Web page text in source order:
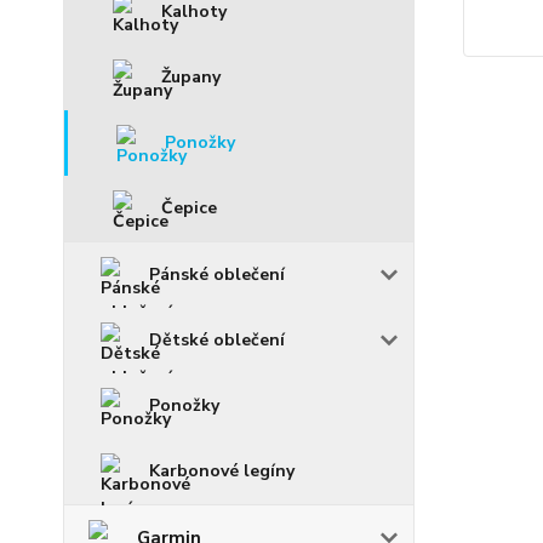
Kalhoty
Župany
Ponožky
Čepice
Pánské oblečení
Dětské oblečení
Ponožky
Karbonové legíny
Garmin